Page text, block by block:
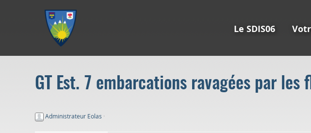
Le SDIS06
GT Est. 7 embarcations ravagées par
Administrateur Eolas ·